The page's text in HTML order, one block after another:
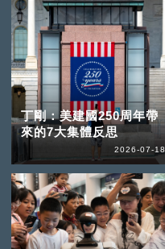
丁剛：美建國250周年帶
來的7大集體反思
2026-07-18